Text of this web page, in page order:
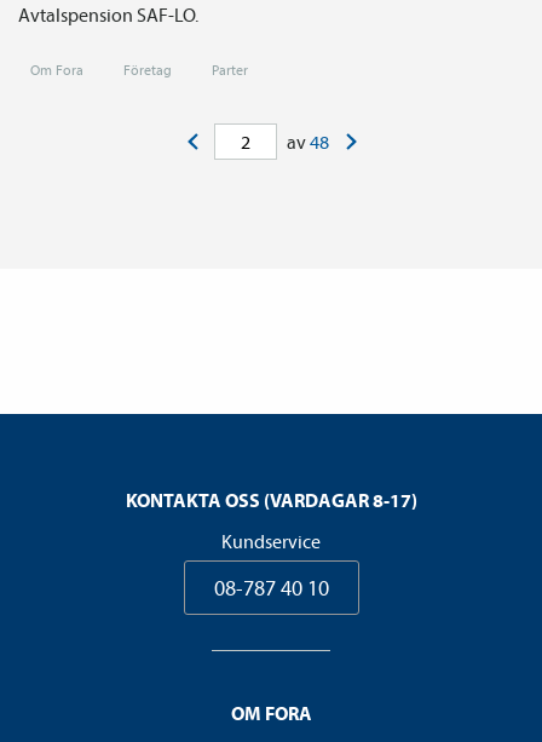
Avtals­pension SAF-LO.
Om Fora Företag Parter
av48
KONTAKTA OSS (VARDAGAR 8-17)
Kundservice
08-787 40 10
OM FORA